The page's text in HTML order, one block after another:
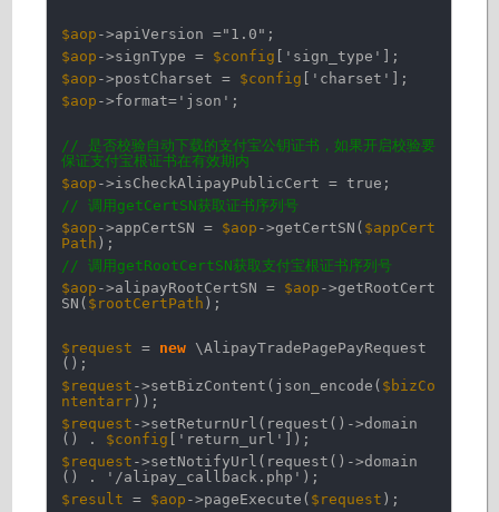
$aop ->apiVersion ="1.0" ;
$aop ->signType = $config 'sign_type'
];
$aop ->postCharset = $config 'charset'
];
$aop ->format= 'json' ;
// 是否校验自动下载的支付宝公钥证书，如果开启校验要
保证支付宝根证书在有效期内
$aop ->isCheckAlipayPublicCert = true;
// 调用getCertSN获取证书序列号
$aop ->appCertSN = $aop ->getCertSN( $appCert
Path );
// 调用getRootCertSN获取支付宝根证书序列号
$aop ->alipayRootCertSN = $aop ->getRootCert
SN( $rootCertPath );
$request = new \AlipayTradePagePayRequest
();
$request ->setBizContent(json_encode( $bizCo
ntentarr ));
$request ->setReturnUrl(request()->domain
() . $config 'return_url'
]);
$request ->setNotifyUrl(request()->domain
() .
'/alipay_callback.php' );
$result
= $aop ->pageExecute( $request );